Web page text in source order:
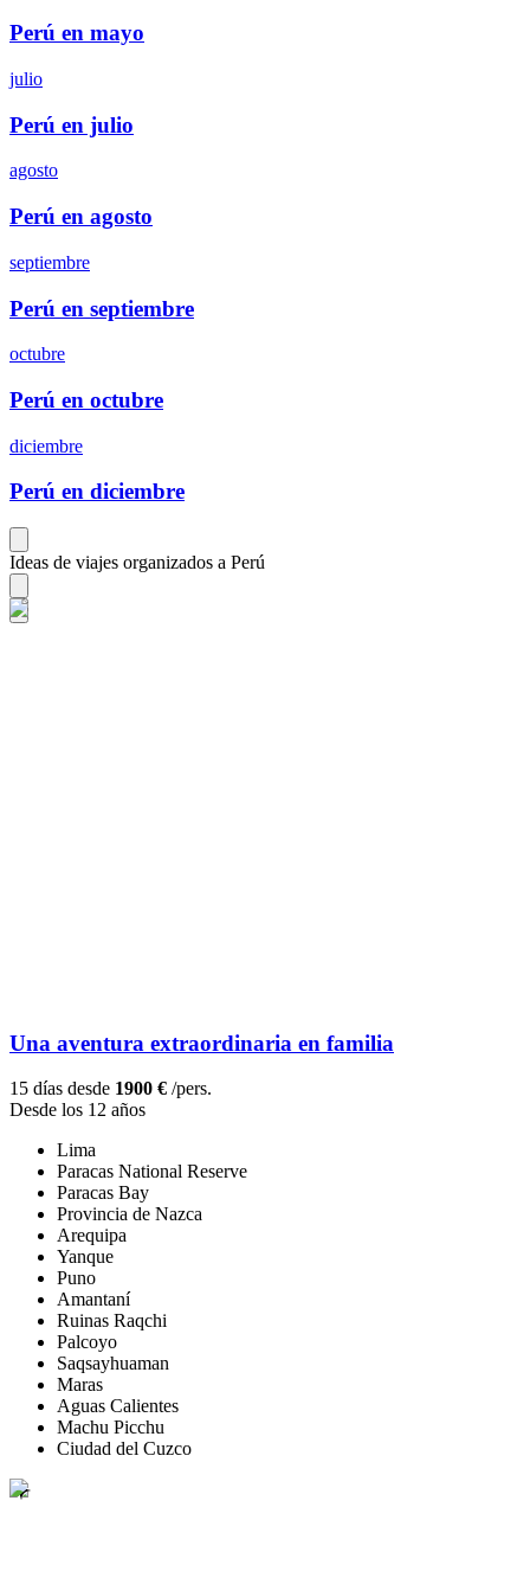
Perú en mayo
julio
Perú en julio
agosto
Perú en agosto
septiembre
Perú en septiembre
octubre
Perú en octubre
diciembre
Perú en diciembre
Ideas de viajes organizados a Perú
Una aventura extraordinaria en familia
15 días desde 1900 € /pers.
Desde los 12 años
Lima
Paracas National Reserve
Paracas Bay
Provincia de Nazca
Arequipa
Yanque
Puno
Amantaní
Ruinas Raqchi
Palcoyo
Saqsayhuaman
Maras
Aguas Calientes
Machu Picchu
Ciudad del Cuzco